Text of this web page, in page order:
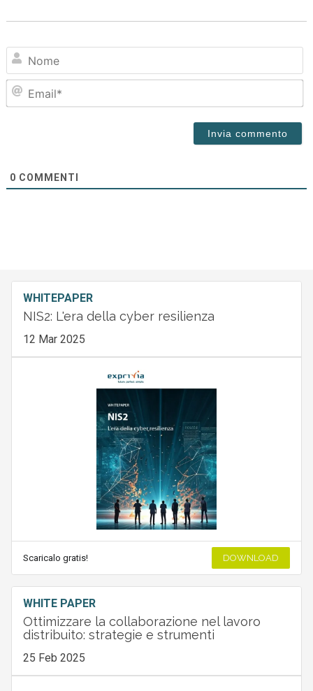
0 COMMENTI
WHITEPAPER
NIS2: L'era della cyber resilienza
12 Mar 2025
Scaricalo gratis! DOWNLOAD
WHITE PAPER
Ottimizzare la collaborazione nel lavoro
distribuito: strategie e strumenti
25 Feb 2025